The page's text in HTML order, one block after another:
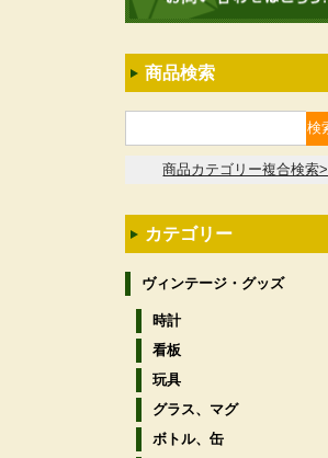
商品検索
商品カテゴリー複合検索>
カテゴリー
ヴィンテージ・グッズ
時計
看板
玩具
グラス、マグ
ボトル、缶